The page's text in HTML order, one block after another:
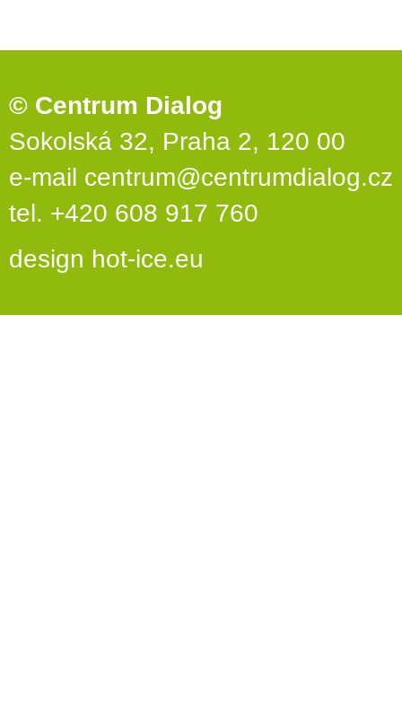
© Centrum Dialog
Sokolská 32, Praha 2, 120 00
e-mail centrum@centrumdialog.cz
tel. +420 608 917 760
design hot-ice.eu